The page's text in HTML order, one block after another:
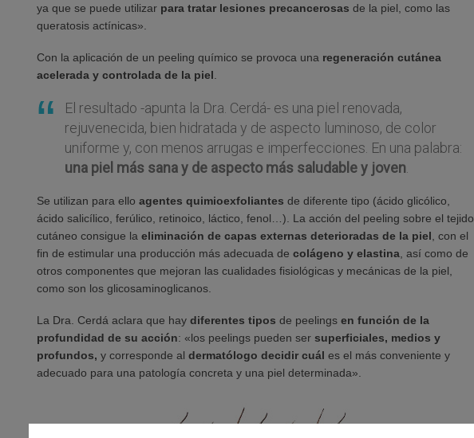
ya que se puede utilizar para tratar lesiones precancerosas de la piel, como las
queratosis actínicas».
Con la aplicación de un peeling químico se provoca una regeneración cutánea
acelerada y controlada de la piel
El resultado -apunta la Dra. Cerdá- es una piel renovada,
rejuvenecida, bien hidratada y de aspecto luminoso, de color
uniforme y, con menos arrugas e imperfecciones. En una palabra:
una piel más sana y de aspecto más saludable y joven
Se utilizan para ello agentes quimioexfoliantes de diferente tipo (ácido glicólico,
ácido salicílico, ferúlico, retinoico, láctico, fenol…). La acción del peeling sobre el tejido
cutáneo consigue la eliminación de capas externas deterioradas de la piel , con el
fin de estimular una producción más adecuada de colágeno y elastina , así como de
otros componentes que mejoran las cualidades fisiológicas y mecánicas de la piel,
como son los glicosaminoglicanos.
La Dra. Cerdá aclara que hay diferentes tipos de peelings en función de la
profundidad de su acción: «los peelings pueden ser superficiales, medios y
profundos, y corresponde al dermatólogo decidir cuál es el más conveniente y
adecuado para una patología concreta y una piel determinada».